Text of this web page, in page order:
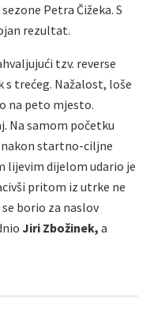
Petra Čižeka. S
rezultat.
tzv. reverse
s trećeg. Nažalost, loše
na peto mjesto.
Na samom početku
nakon startno-ciljne
lijevim dijelom udario je
pritom iz utrke ne
borio za naslov
Jiri Zbožinek, a